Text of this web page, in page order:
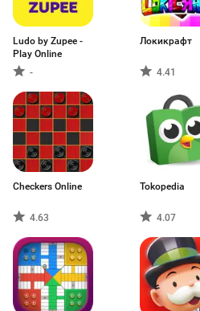
Ludo by Zupee -
Play Online
-
Локикрафт
4.41
Checkers Online
4.63
Tokopedia
4.07